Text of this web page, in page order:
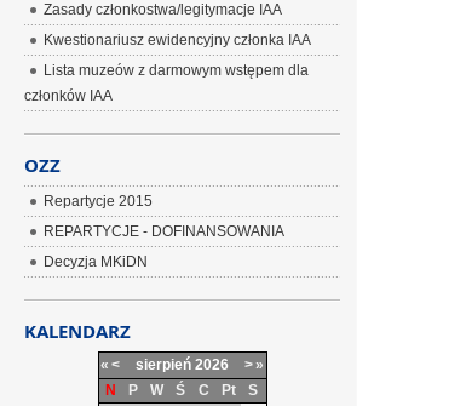
Zasady członkostwa/legitymacje IAA
Kwestionariusz ewidencyjny członka IAA
Lista muzeów z darmowym wstępem dla
członków IAA
OZZ
Repartycje 2015
REPARTYCJE - DOFINANSOWANIA
Decyzja MKiDN
KALENDARZ
« < sierpień 2026 >»
N
P W Ś C Pt
S